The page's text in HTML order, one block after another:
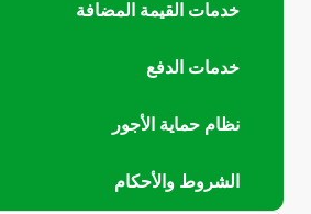
خدمات القيمة المضافة
خدمات الدفع
نظام حماية الأجور
الشروط والأحكام